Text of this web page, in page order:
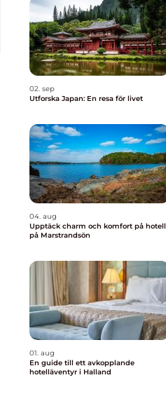
02. sep
Utforska Japan: En resa för livet
04. aug
Upptäck charm och komfort på hotell
på Marstrandsön
01. aug
En guide till ett avkopplande
hotelläventyr i Halland